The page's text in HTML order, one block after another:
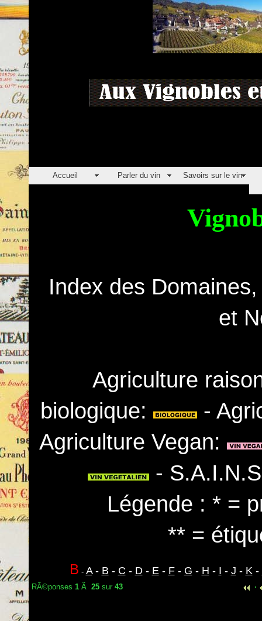
Accueil Parler du vin Savoirs sur le vin
Index des
et
Agriculture
biologique:
-
Agriculture Vegan:
-
Légende : * =
** =
B - A- B - C - D- E- F- G - H - I - J - K-
RÃ©ponses 1 Ã 25 sur 43 ·